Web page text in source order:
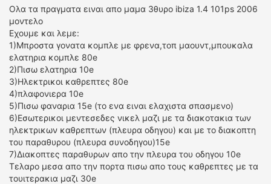
Ολα τα πραγματα ειναι απο μαμα 3θυρο ibiza 1.4 101ps 2006
μοντελο
Εχουμε και λεμε:
1)Μπροστα γονατα κομπλε με φρενα,τοπ μαουντ,μπουκαλα
ελατηρια κομπλε 80e
2)Πισω ελατηρια 10e
3)Ηλεκτρικοι καθρεπτες 80e
4)πλαφονιερα 10e
5)Πισω φαναρια 15e (το ενα ειναι ελαχιστα σπασμενο)
6)Εσωτερικοι μεντεσεδες νικελ μαζι με τα διακοτακια των
ηλεκτρικων καθρεπτων (πλευρα οδηγου) και με το διακοπτη
του παραθυρου (πλευρα συνοδηγου)15e
7)Διακοπτες παραθυρων απο την πλευρα του οδηγου 10e
Τελαρο μεσα απο την πορτα πισω απο τους καθρεπτες με τα
τουιτερακια μαζι 30e
ΑΓΟΡΑ
ΠΩΛΗΣΕΙΣ
ΠΡΟΣΦΟΡΕΣ
ΜΕΤΑΧΕΙΡΙΣΜΕΝΑ
2ΤΡΟΧΟΙ
ΟΔΗΓΟΥΜΕ
ΕΠΙΚΑΙΡΟΤΗΤΑ
ΑΓΩΝΕΣ
CLASSIC